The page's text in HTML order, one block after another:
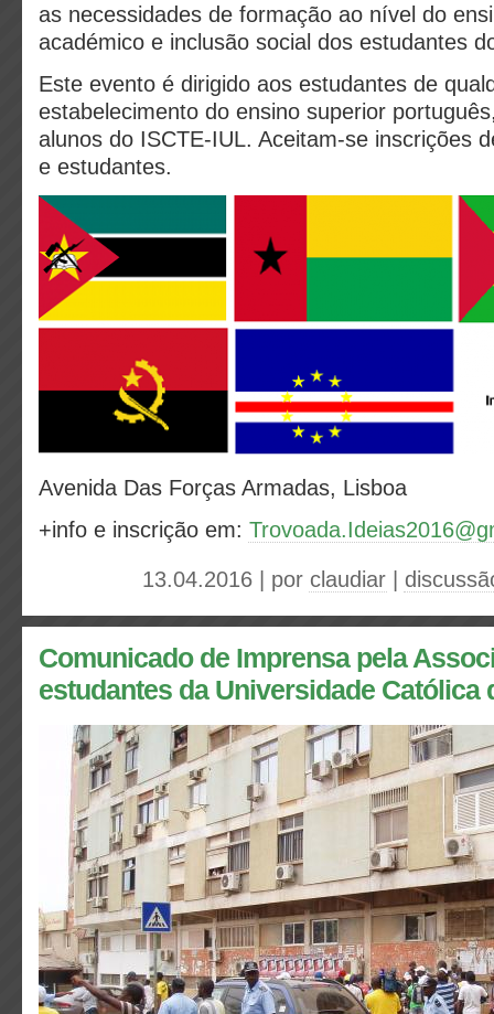
as necessidades de formação ao nível do
académico e inclusão social dos estudantes
Este evento é dirigido aos estudantes de
estabelecimento do ensino superior
alunos do ISCTE-IUL. Aceitam-se inscrições
e estudantes.
Avenida Das Forças Armadas, Lisboa
+info e inscrição em:
13.04.2016 | por claudiar
Comunicado de Imprensa pela
estudantes da Universidade Católica